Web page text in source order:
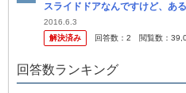
スライドドアなんですけど、あ
なってました。 ドアの取っ手の
トル置...
2016.6.3
解決済み
回答数： 2 閲覧数：
回答数ランキング